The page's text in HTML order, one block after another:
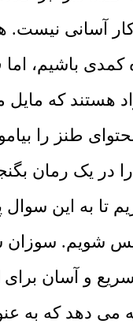
آسانی نیست.
کمدی باشیم،
هستند که مایل
طنز را
در یک رمان
تا به این
شویم. سوزان
سریع و آسان
می دهد که به